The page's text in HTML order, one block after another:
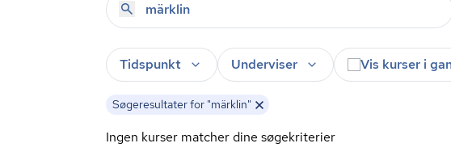
Tidspunkt Underviser Vis kurser i
Søgeresultater for "märklin"
Ingen kurser matcher dine søgekriterier